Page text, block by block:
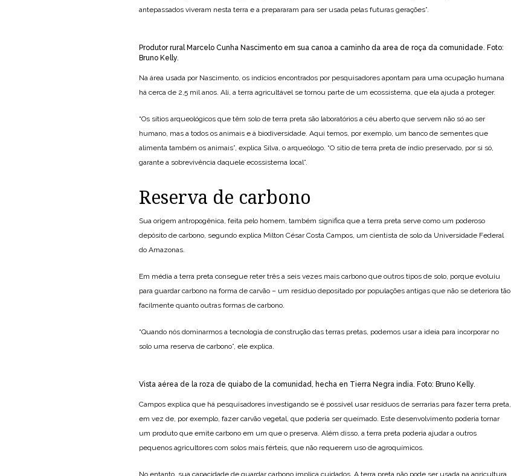
antepassados viveram nesta terra e a prepararam para ser usada pelas futuras gerações”.
Produtor rural Marcelo Cunha Nascimento em sua canoa a caminho da area de roça da comunidade. Foto:
Bruno Kelly.
Na área usada por Nascimento, os indícios encontrados por pesquisadores apontam para uma ocupação humana
há cerca de 2,5 mil anos. Ali, a terra agricultável se tornou parte de um ecossistema, que ela ajuda a proteger.
“Os sítios arqueológicos que têm solo de terra preta são laboratórios a céu aberto que servem não só ao ser
humano, mas a todos os animais e à biodiversidade. Aqui temos, por exemplo, um banco de sementes que
alimenta também os animais”, explica Silva, o arqueólogo. “O sítio de terra preta de índio preservado, por si só,
garante a sobrevivência daquele ecossistema local”.
Reserva de carbono
Sua origem antropogênica, feita pelo homem, também significa que a terra preta serve como um poderoso
depósito de carbono, segundo explica Milton César Costa Campos, um cientista de solo da Universidade Federal
do Amazonas.
Em média a terra preta consegue reter três a seis vezes mais carbono que outros tipos de solo, porque evoluiu
para guardar carbono na forma de carvão – um resíduo depositado por populações antigas que não se deteriora tão
facilmente quanto outras formas de carbono.
“Quando nós dominarmos a tecnologia de construção das terras pretas, podemos usar a ideia para incorporar no
solo uma reserva de carbono”, ele explica.
Vista aérea de la roza de quiabo de la comunidad, hecha en Tierra Negra india. Foto: Bruno Kelly.
Campos explica que há pesquisadores investigando se é possível usar resíduos de serrarias para fazer terra preta,
em vez de, por exemplo, fazer carvão vegetal, que poderia ser queimado. Este desenvolvimento poderia tornar
um produto que emite carbono em um que o preserva. Além disso, a terra preta poderia ajudar a outros
pequenos agricultores com solos mais férteis, que não requerem uso de agroquímicos.
No entanto, sua capacidade de guardar carbono implica cuidados. A terra preta não pode ser usada na agricultura